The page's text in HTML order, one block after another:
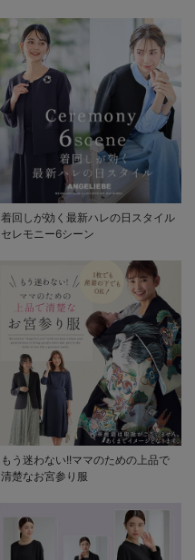
着回しが効く最新ハレの日スタイル
セレモニー6シーン
もう迷わない!!ママのための上品で
清楚なお宮参り服